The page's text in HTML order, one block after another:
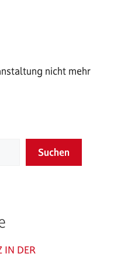
nicht mehr
Suchen
IN DER